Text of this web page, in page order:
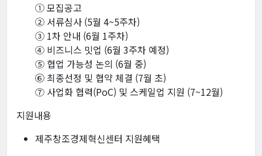
① 모집공고
② 서류심사 (5월 4~5주차)
③ 1차 안내 (6월 1주차)
④ 비즈니스 밋업 (6월 3주차 예정)
⑤ 협업 가능성 논의 (6월 중)
⑥ 최종선정 및 협약 체결 (7월 초)
⑦ 사업화 협력(PoC) 및 스케일업 지원 (7~12월)
지원내용
제주창조경제혁신센터 지원혜택